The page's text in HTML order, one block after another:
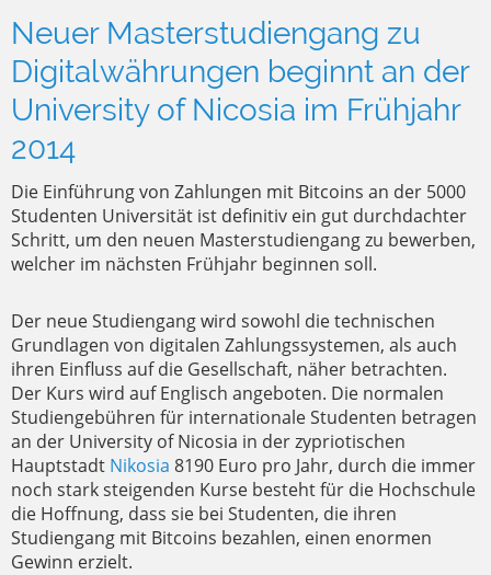
Neuer Masterstudiengang zu
Digitalwährungen beginnt an der
University of Nicosia im Frühjahr
2014
Die Einführung von Zahlungen mit Bitcoins an der 5000
Studenten Universität ist definitiv ein gut durchdachter
Schritt, um den neuen Masterstudiengang zu bewerben,
welcher im nächsten Frühjahr beginnen soll.
Der neue Studiengang wird sowohl die technischen
Grundlagen von digitalen Zahlungssystemen, als auch
ihren Einfluss auf die Gesellschaft, näher betrachten.
Der Kurs wird auf Englisch angeboten. Die normalen
Studiengebühren für internationale Studenten betragen
an der University of Nicosia in der zypriotischen
Hauptstadt Nikosia 8190 Euro pro Jahr, durch die immer
noch stark steigenden Kurse besteht für die Hochschule
die Hoffnung, dass sie bei Studenten, die ihren
Studiengang mit Bitcoins bezahlen, einen enormen
Gewinn erzielt.